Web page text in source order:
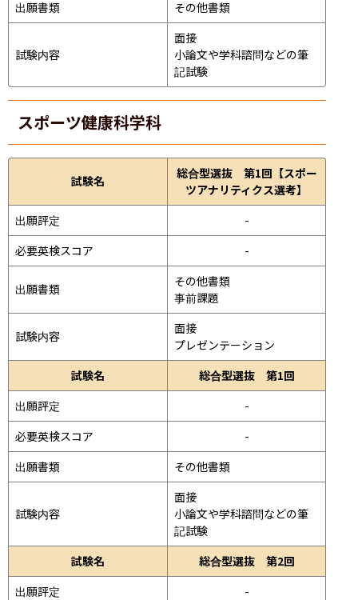
出願書類
その他書類
試験内容
面接
小論文や学科諮問などの筆
記試験
スポーツ健康科学科
試験名
総合型選抜 第1回【スポー
ツアナリティクス選考】
出願評定
-
必要英検スコア
-
出願書類
その他書類
事前課題
試験内容
面接
プレゼンテーション
試験名
総合型選抜 第1回
出願評定
-
必要英検スコア
-
出願書類
その他書類
試験内容
面接
小論文や学科諮問などの筆
記試験
試験名
総合型選抜 第2回
出願評定
-